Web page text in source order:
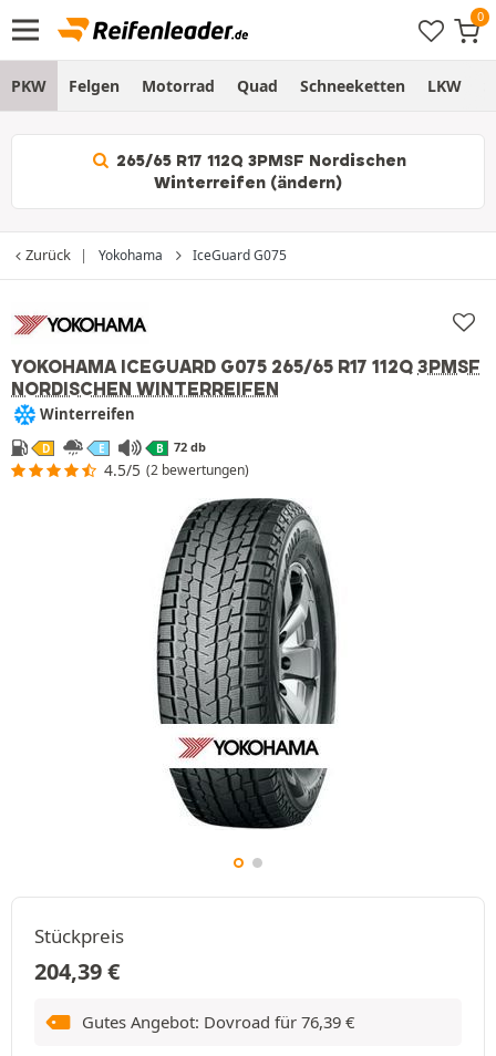
PKW Felgen Motorrad Quad Schneeketten LKW
265/65 R17 112Q 3PMSF Nordischen
Winterreifen (ändern)
Zurück Yokohama IceGuard G075
YOKOHAMA ICEGUARD G075 265/65 R17 112Q 3PMSF
NORDISCHEN WINTERREIFEN
Winterreifen
D E B 72 db
4.5/5 (2 bewertungen)
Stückpreis
204,39€
Gutes Angebot: Dovroad für 76,39 €